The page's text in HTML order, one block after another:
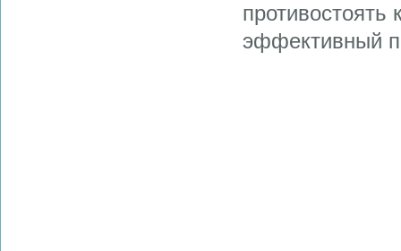
противостоять
эффективный